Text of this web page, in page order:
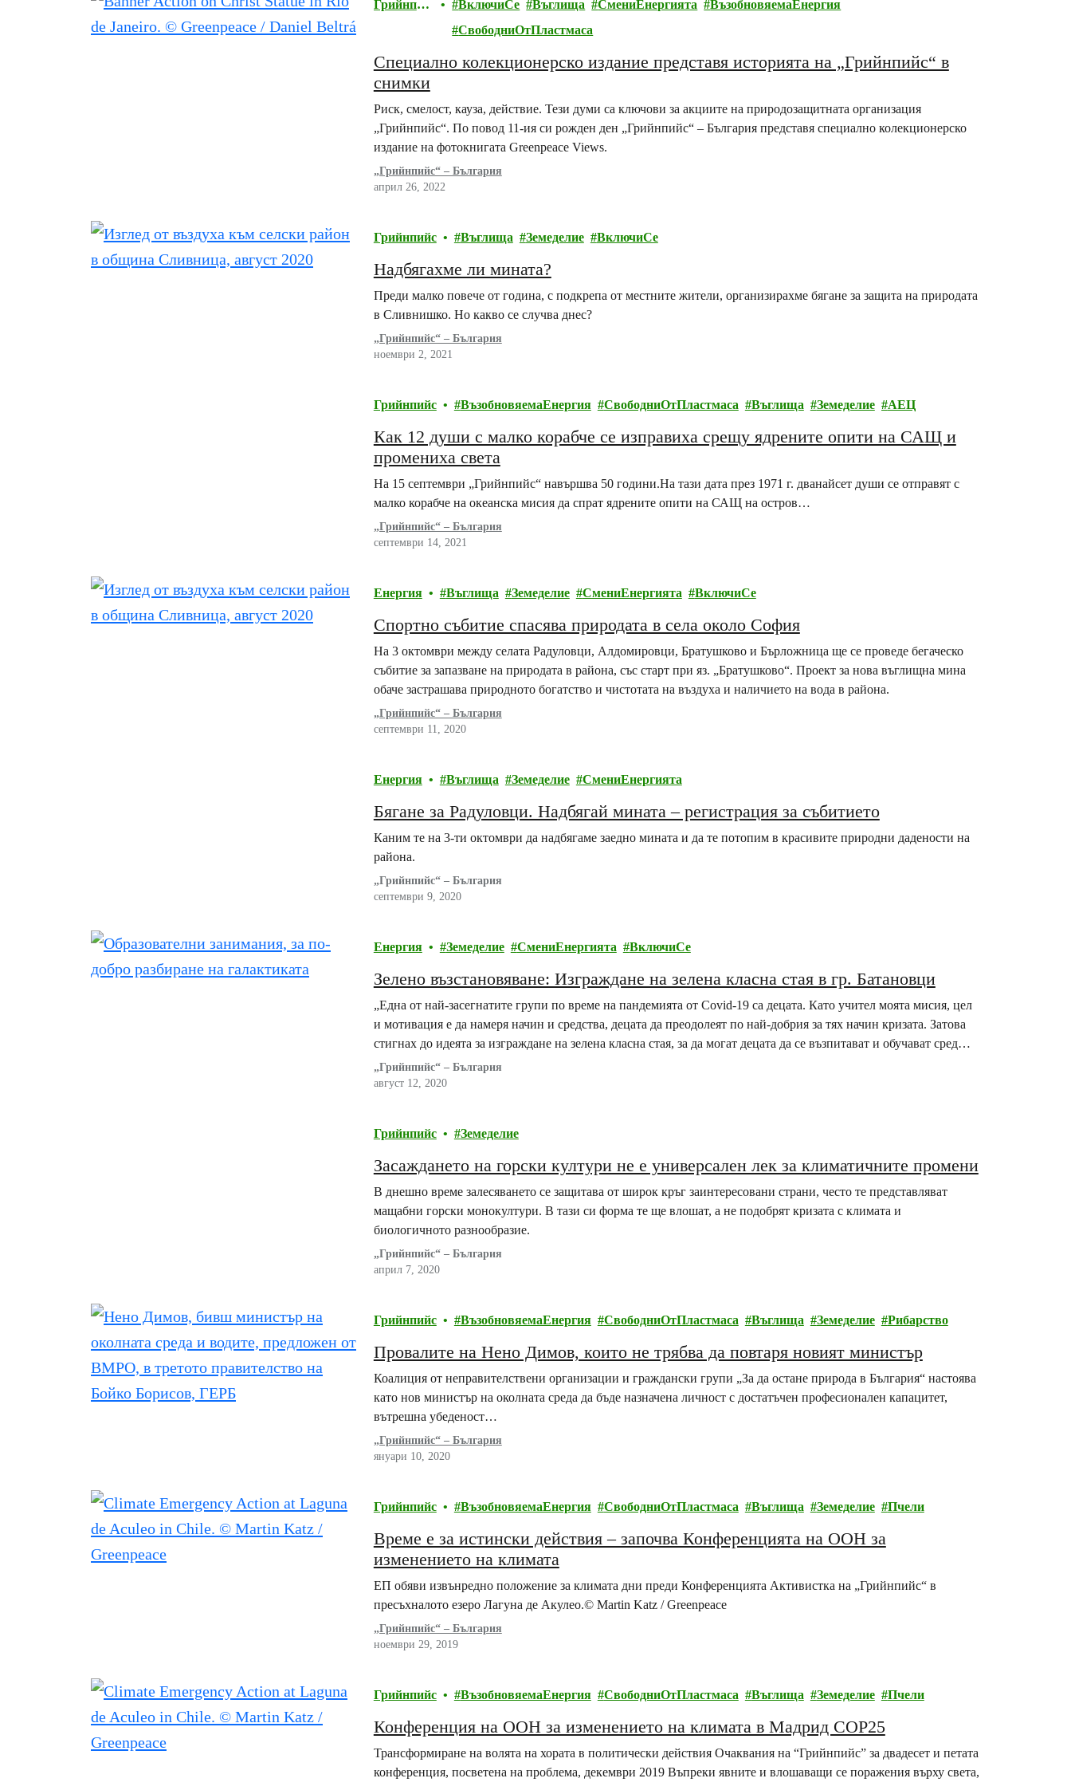
Filtered results
Грийнпий
ВключиСе Въглища СмениЕнергията
ВъзобновяемаЕнергия
СвободниОтПластмаса
Специално колекционерско издание представя историята на „Грийнпийс“ в
снимки
Риск, смелост, кауза, действие. Тези думи са ключови за акциите на природозащитната организация
„Грийнпийс“. По повод 11-ия си рожден ден „Грийнпийс“ – България представя специално колекционерско
издание на фотокнигата Greenpeace Views.
„Грийнпийс“ – България
април 26, 2022
Грийнпийс Въглища Земеделие ВключиСе
Надбягахме ли мината?
Преди малко повече от година, с подкрепа от местните жители, организирахме бягане за защита на природата
в Сливнишко. Но какво се случва днес?
„Грийнпийс“ – България
ноември 2, 2021
Грийнпийс ВъзобновяемаЕнергия СвободниОтПластмаса Въглища Земеделие АЕЦ
Как 12 души с малко корабче се изправиха срещу ядрените опити на САЩ и
промениха света
На 15 септември „Грийнпийс“ навършва 50 години.На тази дата през 1971 г. дванайсет души се отправят с
малко корабче на океанска мисия да спрат ядрените опити на САЩ на остров…
„Грийнпийс“ – България
септември 14, 2021
Енергия Въглища Земеделие СмениЕнергията ВключиСе
Спортно събитие спасява природата в села около София
На 3 октомври между селата Радуловци, Алдомировци, Братушково и Бърложница ще се проведе бегаческо
събитие за запазване на природата в района, със старт при яз. „Братушково“. Проект за нова въглищна мина
обаче застрашава природното богатство и чистотата на въздуха и наличието на вода в района.
„Грийнпийс“ – България
септември 11, 2020
Енергия Въглища Земеделие СмениЕнергията
Бягане за Радуловци. Надбягай мината – регистрация за събитието
Каним те на 3-ти октомври да надбягаме заедно мината и да те потопим в красивите природни дадености на
района.
„Грийнпийс“ – България
септември 9, 2020
Енергия Земеделие СмениЕнергията ВключиСе
Зелено възстановяване: Изграждане на зелена класна стая в гр. Батановци
„Една от най-засегнатите групи по време на пандемията от Covid-19 са децата. Като учител моята мисия, цел
и мотивация е да намеря начин и средства, децата да преодолеят по най-добрия за тях начин кризата. Затова
стигнах до идеята за изграждане на зелена класна стая, за да могат децата да се възпитават и обучават сред
природата,…
„Грийнпийс“ – България
август 12, 2020
Грийнпийс Земеделие
Засаждането на горски култури не е универсален лек за климатичните промени
В днешно време залесяването се защитава от широк кръг заинтересовани страни, често те представляват
мащабни горски монокултури. В тази си форма те ще влошат, а не подобрят кризата с климата и
биологичното разнообразие.
„Грийнпийс“ – България
април 7, 2020
Грийнпийс ВъзобновяемаЕнергия СвободниОтПластмаса Въглища Земеделие Рибарство
Провалите на Нено Димов, които не трябва да повтаря новият министър
Коалиция от неправителствени организации и граждански групи „За да остане природа в България“ настоява
като нов министър на околната среда да бъде назначена личност с достатъчен професионален капацитет,
вътрешна убеденост…
„Грийнпийс“ – България
януари 10, 2020
Грийнпийс ВъзобновяемаЕнергия СвободниОтПластмаса Въглища Земеделие Пчели
Време е за истински действия – започва Конференцията на ООН за
изменението на климата
ЕП обяви извънредно положение за климата дни преди Конференцията Активистка на „Грийнпийс“ в
пресъхналото езеро Лагуна де Акулео.© Martin Katz / Greenpeace
„Грийнпийс“ – България
ноември 29, 2019
Грийнпийс ВъзобновяемаЕнергия СвободниОтПластмаса Въглища Земеделие Пчели
Конференция на ООН за изменението на климата в Мадрид COP25
Трансформиране на волята на хората в политически действия Очаквания на “Грийнпийс” за двадесет и петата
конференция, посветена на проблема, декември 2019 Въпреки явните и влошаващи се поражения върху света,